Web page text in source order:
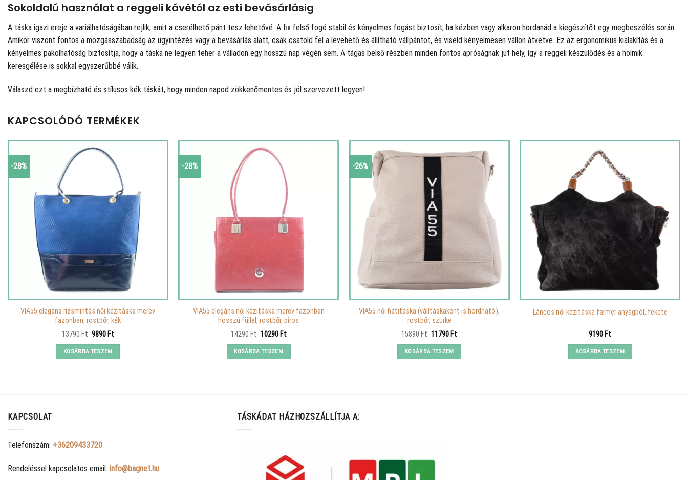
Sokoldalú használat a reggeli kávétól az esti bevásárlásig
A táska igazi ereje a variálhatóságában rejlik, amit a cserélhető pánt tesz lehetővé. A fix felső fogó stabil és kényelmes fogást biztosít, ha kézben vagy alkaron hordanád a kiegészítőt egy megbeszélés során.
Amikor viszont fontos a mozgásszabadság az ügyintézés vagy a bevásárlás alatt, csak csatold fel a levehető és állítható vállpántot, és viseld kényelmesen vállon átvetve. Ez az ergonomikus kialakítás és a
kényelmes pakolhatóság biztosítja, hogy a táska ne legyen teher a válladon egy hosszú nap végén sem. A tágas belső részben minden fontos apróságnak jut hely, így a reggeli készülődés és a holmik
keresgélése is sokkal egyszerűbbé válik.
Válaszd ezt a megbízható és stílusos kék táskát, hogy minden napod zökkenőmentes és jól szervezett legyen!
KAPCSOLÓDÓ TERMÉKEK
-28%
VIA55 elegáns rizsmintás női kézitáska merev
fazonban, rostbőr, kék
13790Ft Original
was:
13790 Ft.
9890 FtCurrent
KOSÁRBA TESZEM
-28%
VIA55 elegáns női kézitáska merev fazonban
hosszú füllel, rostbőr, piros
14290Ft Original
was:
14290 Ft.
10290 FtCurrent
KOSÁRBA TESZEM
-26%
VIA55 női hátitáska (válltáskaként is hordható),
rostbőr, szürke
15890Ft Original
was:
15890 Ft.
11790 FtCurrent
KOSÁRBA TESZEM
Láncos női kézitáska farmer anyagból, fekete
9190 Ft
KOSÁRBA TESZEM
KAPCSOLAT
Telefonszám: +36209433720
Rendeléssel kapcsolatos email: info@bagnet.hu
TÁSKÁDAT HÁZHOZSZÁLLÍTJA A: